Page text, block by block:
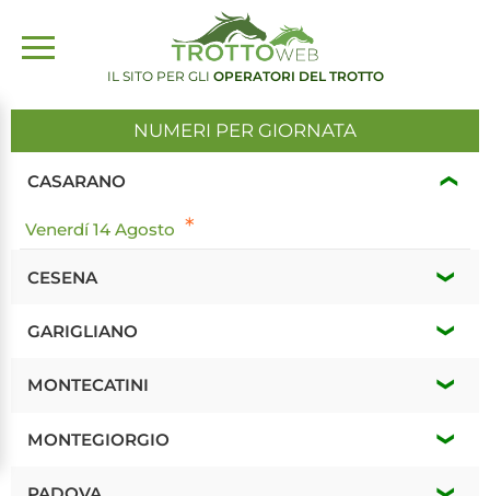
IL SITO PER GLI OPERATORI DEL TROTTO
NUMERI PER GIORNATA
CASARANO
Venerdí 14 Agosto *
CESENA
Venerdí 14 Agosto
GARIGLIANO
Martedí 18 Agosto
MONTECATINI
Giovedí 13 Agosto
MONTEGIORGIO
Domenica 16 Agosto